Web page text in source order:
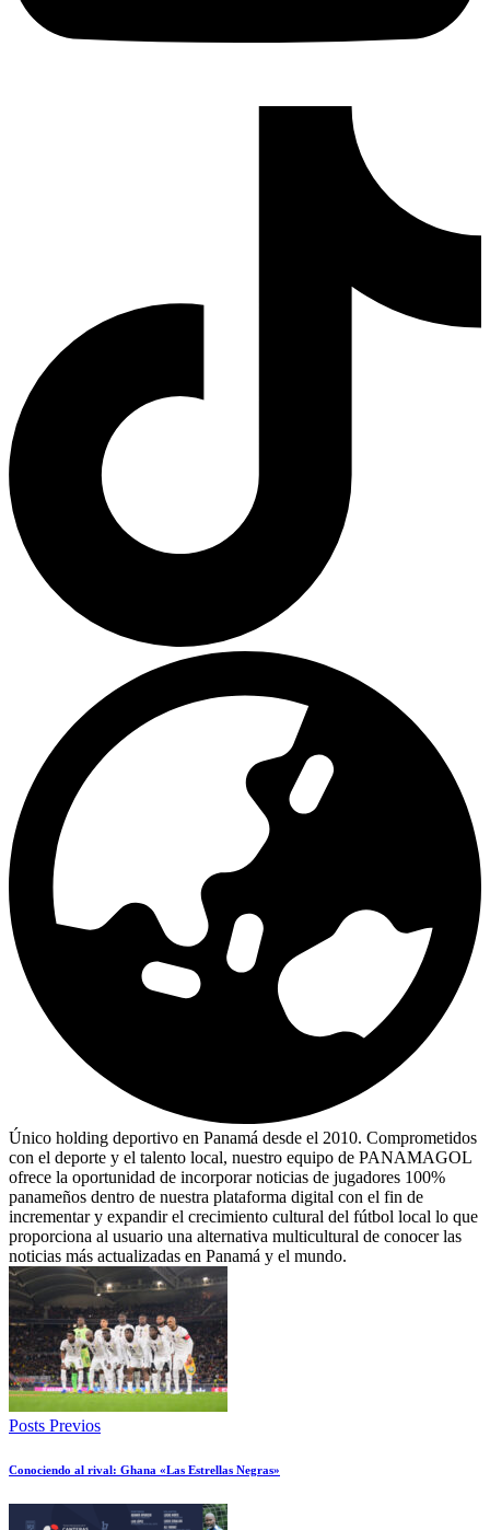
Único holding deportivo en Panamá desde el 2010. Comprometidos
con el deporte y el talento local, nuestro equipo de PANAMAGOL
ofrece la oportunidad de incorporar noticias de jugadores 100%
panameños dentro de nuestra plataforma digital con el fin de
incrementar y expandir el crecimiento cultural del fútbol local lo que
proporciona al usuario una alternativa multicultural de conocer las
noticias más actualizadas en Panamá y el mundo.
Posts Previos
Conociendo al rival: Ghana «Las Estrellas Negras»